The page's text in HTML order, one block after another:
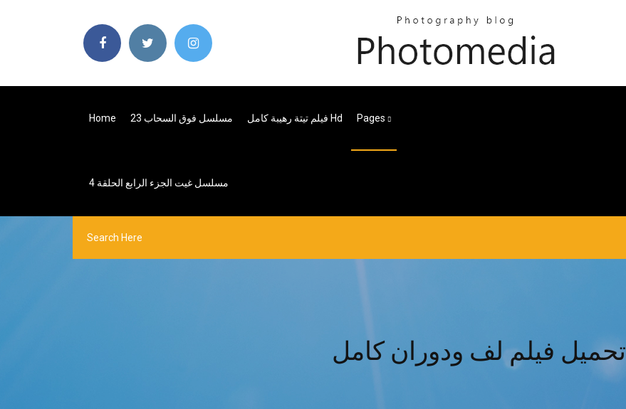
Home مسلسل فوق السحاب 23 فيلم تيتة رهيبة كامل Hd Pages
مسلسل غيت الجزء الرابع الحلقة 4
تحميل فيلم لف ودوران كامل